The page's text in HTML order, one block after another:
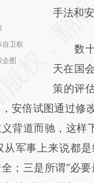
自卫权
企图
[https://
成，可
新观点
对和校
手法和
数十
天在国
策的评
安倍试图通过修
背道而驰，这样
军事上来说都
；三是所谓“必